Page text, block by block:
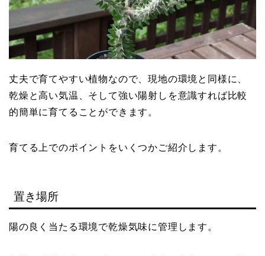
丈夫で育てやすい植物なので、現地の環境と同様に、
乾燥と高い気温、そして強い陽射しを意識すれば比較
的簡単に育てることができます。
育てる上でのポイントをいくつかご紹介します。
置き場所
陽の良く当たる環境で乾燥気味に管理します。